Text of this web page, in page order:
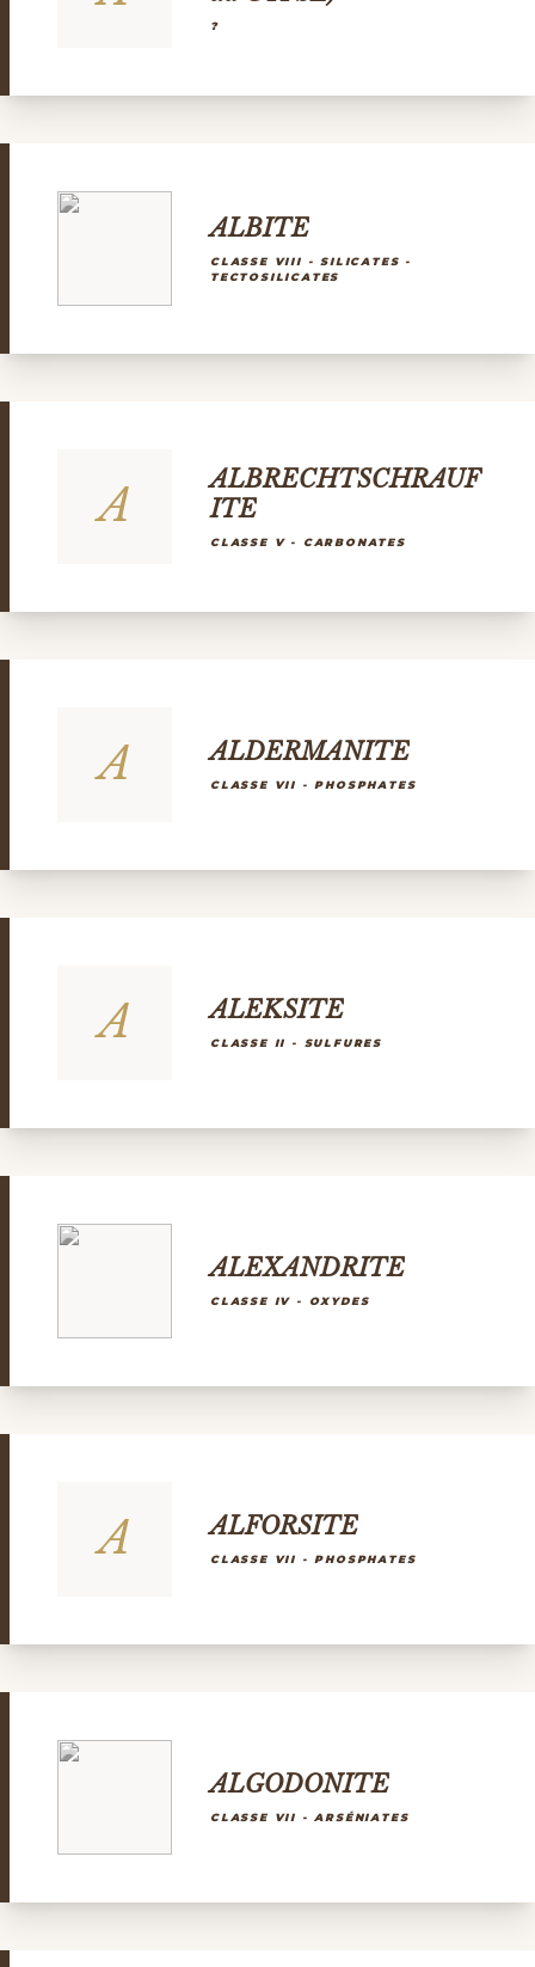
?
ALBITE
CLASSE VIII - SILICATES -
TECTOSILICATES
A
ALBRECHTSCHRAUF
ITE
CLASSE V - CARBONATES
A ALDERMANITE
CLASSE VII - PHOSPHATES
A ALEKSITE
CLASSE II - SULFURES
ALEXANDRITE
CLASSE IV - OXYDES
A ALFORSITE
CLASSE VII - PHOSPHATES
ALGODONITE
CLASSE VII - ARSÉNIATES